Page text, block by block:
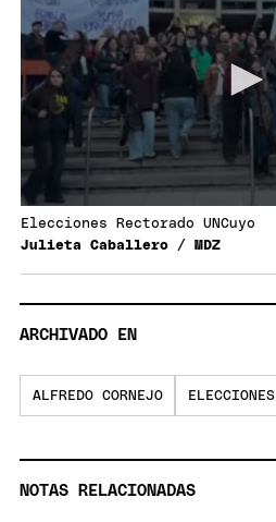
Elecciones Rectorado UNCuyo
Julieta Caballero / MDZ
ARCHIVADO EN
ALFREDO CORNEJO ELECCIONES
NOTAS RELACIONADAS